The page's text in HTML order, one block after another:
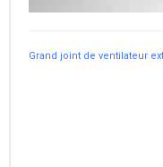
Grand joint de ventilateur